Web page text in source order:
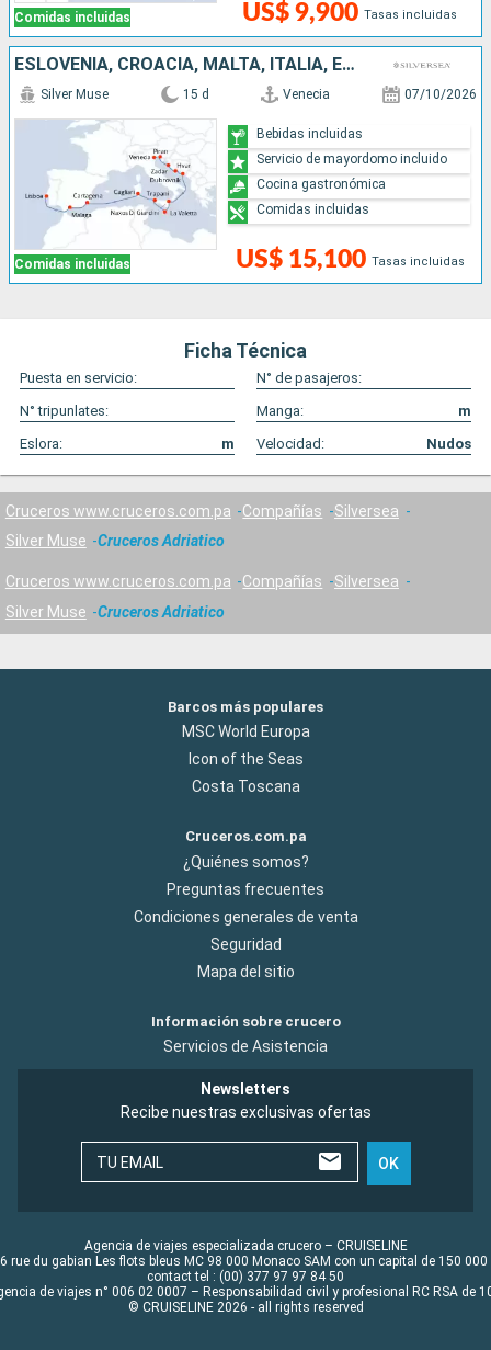
Comidas incluidas US$ 9,900 Tasas incluidas
ESLOVENIA, CROACIA, MALTA, ITALIA, ESPAÑA, PORTUGAL
Comidas incluidas
Silver Muse 15 d Venecia 07/10/2026
US$ 15,100 Tasas incluidas
Bebidas incluidas
Servicio de mayordomo incluido
Cocina gastronómica
Comidas incluidas
Ficha Técnica
Puesta en servicio:
N° de pasajeros:
N° tripunlates:
Manga:
m
Eslora:
m Velocidad: Nudos
Cruceros www.cruceros.com.pa Compañías
Silversea
Silver Muse
Cruceros Adriatico
Cruceros www.cruceros.com.pa Compañías
Silversea
Silver Muse
Cruceros Adriatico
Barcos más populares
MSC World Europa
Icon of the Seas
Costa Toscana
Cruceros.com.pa
¿Quiénes somos?
Preguntas frecuentes
Condiciones generales de venta
Seguridad
Mapa del sitio
Información sobre crucero
Servicios de Asistencia
Newsletters
Recibe nuestras exclusivas ofertas
TU EMAIL OK
Agencia de viajes especializada crucero – CRUISELINE
rue du gabian Les flots bleus MC 98 000 Monaco SAM con un capital de 150 000
contact tel : (00) 377 97 97 84 50
de viajes n° 006 02 0007 – Responsabilidad civil y profesional RC RSA de
© CRUISELINE 2026 - all rights reserved